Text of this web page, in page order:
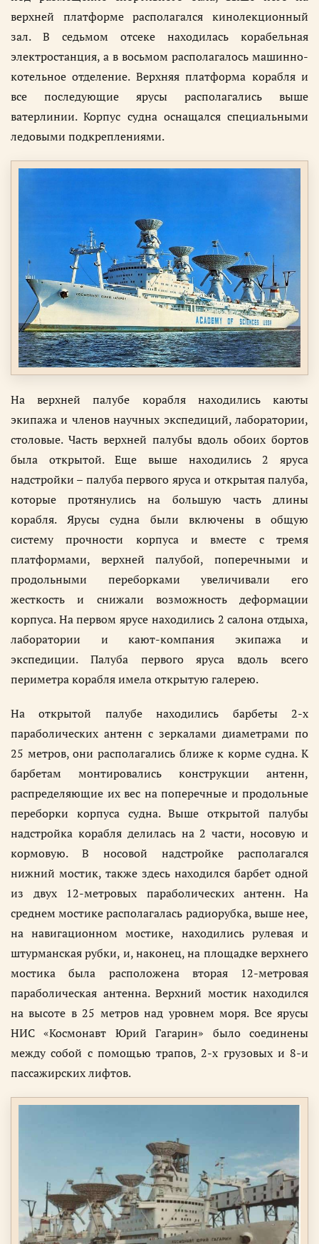
верхней платформе располагался кинолекционный
зал. В седьмом отсеке находилась корабельная
электростанция, а в восьмом располагалось машинно-
котельное отделение. Верхняя платформа корабля и
все последующие ярусы располагались выше
ватерлинии. Корпус судна оснащался специальными
ледовыми подкреплениями.
На верхней палубе корабля находились каюты
экипажа и членов научных экспедиций, лаборатории,
столовые. Часть верхней палубы вдоль обоих бортов
была открытой. Еще выше находились 2 яруса
надстройки – палуба первого яруса и открытая палуба,
которые протянулись на большую часть длины
корабля. Ярусы судна были включены в общую
систему прочности корпуса и вместе с тремя
платформами, верхней палубой, поперечными и
продольными переборками увеличивали его
жесткость и снижали возможность деформации
корпуса. На первом ярусе находились 2 салона отдыха,
лаборатории и кают-компания экипажа и
экспедиции. Палуба первого яруса вдоль всего
периметра корабля имела открытую галерею.
На открытой палубе находились барбеты 2-х
параболических антенн с зеркалами диаметрами по
25 метров, они располагались ближе к корме судна. К
барбетам монтировались конструкции антенн,
распределяющие их вес на поперечные и продольные
переборки корпуса судна. Выше открытой палубы
надстройка корабля делилась на 2 части, носовую и
кормовую. В носовой надстройке располагался
нижний мостик, также здесь находился барбет одной
из двух 12-метровых параболических антенн. На
среднем мостике располагалась радиорубка, выше нее,
на навигационном мостике, находились рулевая и
штурманская рубки, и, наконец, на площадке верхнего
мостика была расположена вторая 12-метровая
параболическая антенна. Верхний мостик находился
на высоте в 25 метров над уровнем моря. Все ярусы
НИС «Космонавт Юрий Гагарин» было соединены
между собой с помощью трапов, 2-х грузовых и 8-и
пассажирских лифтов.